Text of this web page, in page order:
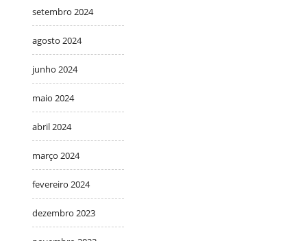
setembro 2024
agosto 2024
junho 2024
maio 2024
abril 2024
março 2024
fevereiro 2024
dezembro 2023